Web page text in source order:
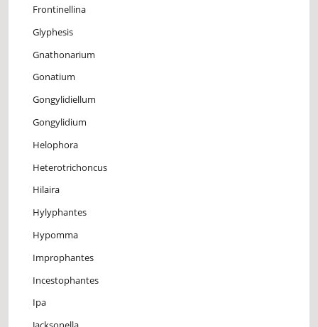
Frontinellina
Glyphesis
Gnathonarium
Gonatium
Gongylidiellum
Gongylidium
Helophora
Heterotrichoncus
Hilaira
Hylyphantes
Hypomma
Improphantes
Incestophantes
Ipa